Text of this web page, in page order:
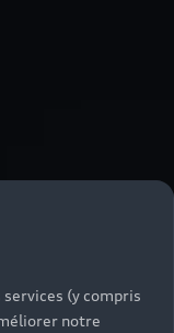
(y compris
notre